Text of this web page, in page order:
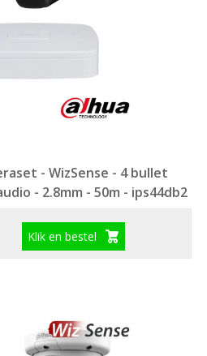
- WizSense - 4 bullet
- 2.8mm - 50m - ips44db2
Klik en bestel